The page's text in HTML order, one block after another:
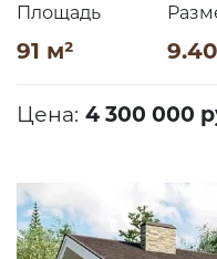
Площадь
91 м²
Цена: 4 300 000